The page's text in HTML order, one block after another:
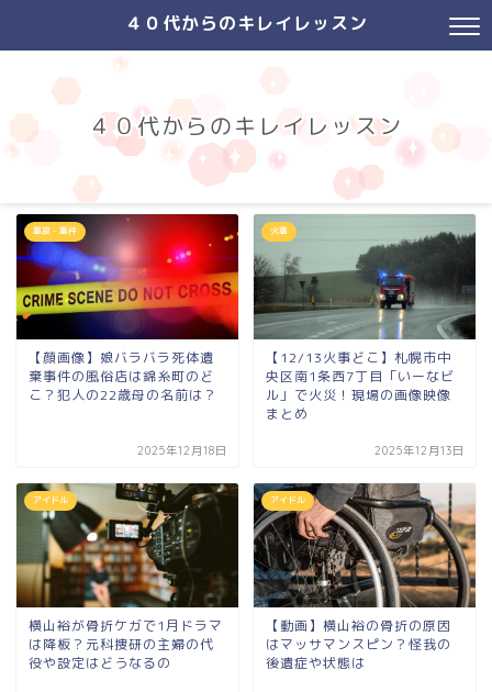
４０代からのキレイレッスン
４０代からのキレイレッスン
事故・事件
【顔画像】娘バラバラ死体遺
棄事件の風俗店は錦糸町のど
こ？犯人の22歳母の名前は？
2025年12月18日
火事
【12/13火事どこ】札幌市中
央区南1条西7丁目「いーなビ
ル」で火災！現場の画像映像
まとめ
2025年12月13日
アイドル
横山裕が骨折ケガで1月ドラマ
は降板？元科捜研の主婦の代
役や設定はどうなるの
アイドル
【動画】横山裕の骨折の原因
はマッサマンスピン？怪我の
後遺症や状態は